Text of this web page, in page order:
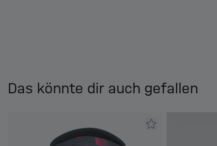
Das könnte dir auch gefallen